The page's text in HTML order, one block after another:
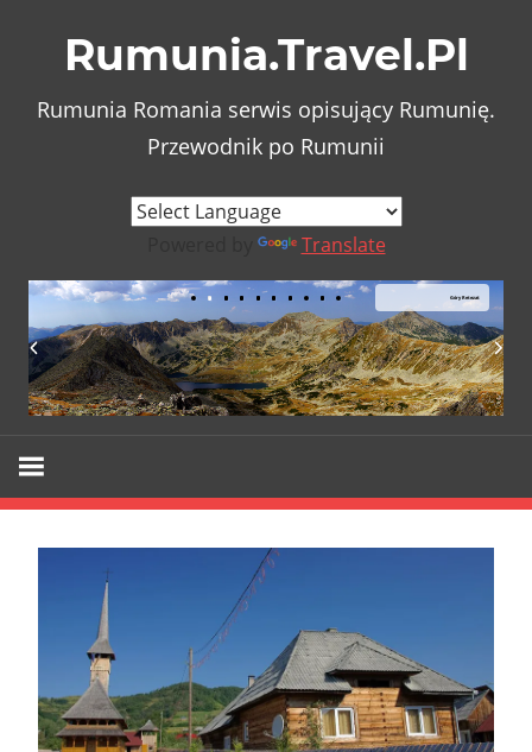
Rumunia.Travel.Pl
Rumunia Romania serwis opisujący Rumunię.
Przewodnik po Rumunii
Translate
Góry Retezat